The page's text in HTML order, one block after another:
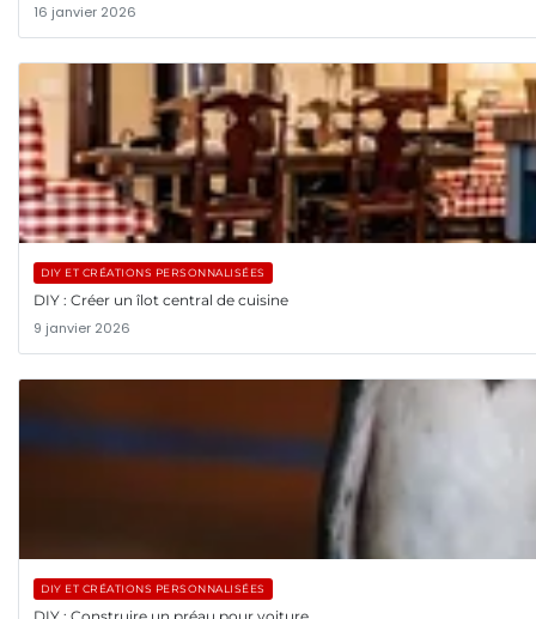
16 janvier 2026
DIY ET CRÉATIONS PERSONNALISÉES
DIY : Créer un îlot central de cuisine
9 janvier 2026
DIY ET CRÉATIONS PERSONNALISÉES